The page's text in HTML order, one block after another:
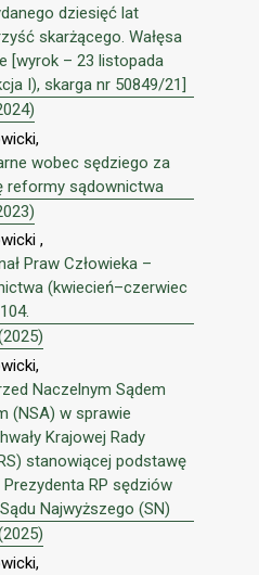
dziesięć lat
skarżącego. Wałęsa
[wyrok – 23 listopada
I), skarga nr 50849/21]
wobec sędziego za
reformy sądownictwa
,
Praw Człowieka –
(kwiecień–czerwiec
Naczelnym Sądem
(NSA) w sprawie
Krajowej Rady
stanowiącej podstawę
RP sędziów
Najwyższego (SN)